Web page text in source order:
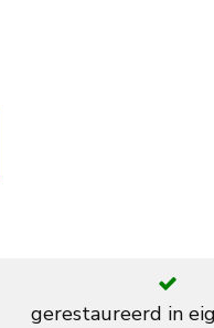
gerestaureerd in